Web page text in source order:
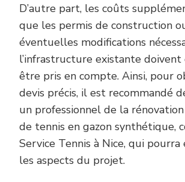
D’autre part, les coûts
que les permis de construction
éventuelles modifications
l’infrastructure existante
être pris en compte. Ainsi, pour
devis précis, il est recommandé
un professionnel de la
de tennis en gazon synthétique,
Service Tennis à Nice, qui
les aspects du projet.